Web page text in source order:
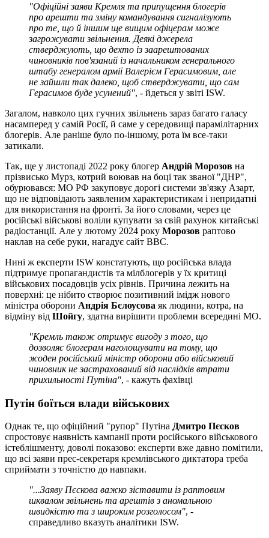
"Офіційні заяви Кремля та припущення блогерів
про арешти та зміну командування сигналізують
про те, що й іншим ще вищим офіцерам може
загрожувати звільнення. Деякі джерела
стверджують, що дехто із заарештованих
чиновників пов'язаний із начальником генерального
штабу генералом армії Валерієм Герасимовим, але
не зайшли так далеко, щоб стверджувати, що сам
Герасимов буде усунений", - йдеться у звіті ISW.
Загалом, навколо цих гучних звільнень зараз багато галасу
насамперед у самій Росії, й саме у середовищі парамілітарних
блогерів. Але раніше було по-іншому, рота їм все-таки
затикали.
Так, ще у листопаді 2022 року блогер Андрій Морозов на
прізвисько Мурз, котрий воював на боці так званої "ДНР",
обурювався: МО РФ закуповує дорогі системи зв'язку Азарт,
що не відповідають заявленим характеристикам і непридатні
для використання на фронті. За його словами, через це
російські військові воліли купувати за свій рахунок китайські
радіостанції. Але у лютому 2024 року Морозов раптово
наклав на себе руки, нагадує сайт ВВС.
Нині ж експерти ISW констатують, що російська влада
підтримує пропагандистів та мілблогерів у їх критиці
військових посадовців усіх рівнів. Причина лежить на
поверхні: це нібито створює позитивний імідж нового
міністра оборони Андрія Бєлоусова як людини, котра, на
відміну від Шойгу, здатна вирішити проблеми всередині МО.
"Кремль також отримує вигоду з того, що
дозволяє блогерам наголошувати на тому, що
жоден російський міністр оборони або військовий
чиновник не застрахований від наслідків втрати
прихильності Путіна", - кажуть фахівці
Путін боїться влади військових
Однак те, що офіційний "рупор" Путіна Дмитро Пєсков
спростовує наявність кампанії проти російського військового
істеблішменту, доволі показово: експерти вже давно помітили,
що всі заяви прес-секретаря кремлівського диктатора треба
сприймати з точністю до навпаки.
"...Заяву Пєскова важко зіставити із раптовим
шквалом звільнень та арештів з аномальною
швидкістю та з широким розголосом", -
справедливо вказуть аналітики ISW.